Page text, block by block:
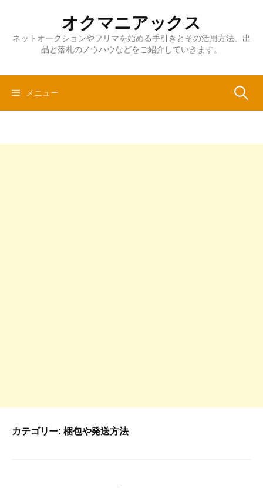
キ
オクマニアックス
ネットオークションやフリマを始める手引きとその活用方法、出
品と落札のノウハウなどをご紹介していきます。
メニュー 検
カテゴリー: 梱包や発送方法